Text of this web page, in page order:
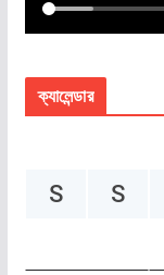
ক্যালেন্ডার
S
S